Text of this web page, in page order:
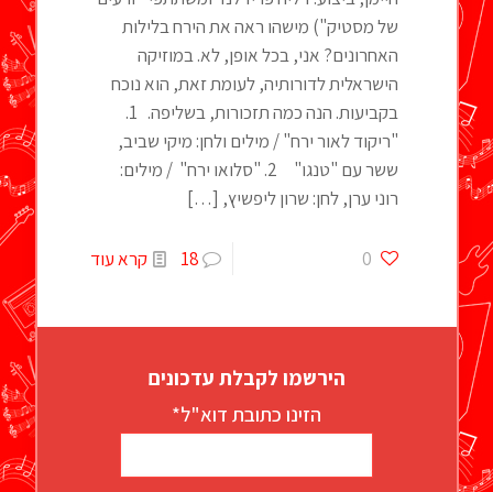
של מסטיק") מישהו ראה את הירח בלילות
האחרונים? אני, בכל אופן, לא. במוזיקה
הישראלית לדורותיה, לעומת זאת, הוא נוכח
בקביעות. הנה כמה תזכורות, בשליפה. 1.
"ריקוד לאור ירח" / מילים ולחן: מיקי שביב,
ששר עם "טנגו" 2. "סלואו ירח" / מילים:
רוני ערן, לחן: שרון ליפשיץ, […]
0
18 קרא עוד
הירשמו לקבלת עדכונים
הזינו כתובת דוא"ל*